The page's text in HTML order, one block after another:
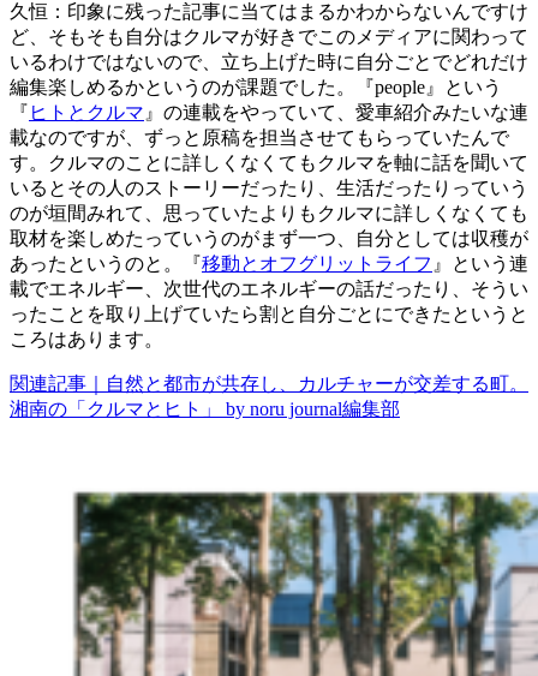
久恒： 印象に残った記事に当てはまるかわからないんですけ
ど、そもそも自分はクルマが好きでこのメディアに関わって
いるわけではないので、立ち上げた時に自分ごとでどれだけ
編集楽しめるかというのが課題でした。『people』という
『 ヒトとクルマ 』の連載をやっていて、愛車紹介みたいな連
載なのですが、ずっと原稿を担当させてもらっていたんで
す。クルマのことに詳しくなくてもクルマを軸に話を聞いて
いるとその人のストーリーだったり、生活だったりっていう
のが垣間みれて、思っていたよりもクルマに詳しくなくても
取材を楽しめたっていうのがまず一つ、自分としては収穫が
あったというのと。『移動とオフグリットライフ 』という連
載でエネルギー、次世代のエネルギーの話だったり、そうい
ったことを取り上げていたら割と自分ごとにできたというと
ころはあります。
関連記事｜自然と都市が共存し、カルチャーが交差する町。
湘南の「クルマとヒト」 by noru journal編集部